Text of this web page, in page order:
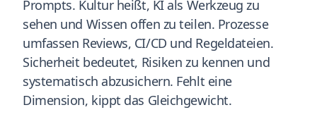
Prompts. Kultur heißt, KI als Werkzeug zu
sehen und Wissen offen zu teilen. Prozesse
umfassen Reviews, CI/CD und Regeldateien.
Sicherheit bedeutet, Risiken zu kennen und
systematisch abzusichern. Fehlt eine
Dimension, kippt das Gleichgewicht.